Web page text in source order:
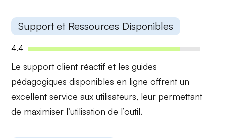
Support et Ressources Disponibles
4.4
Lesupport client réactif et lesguides
pédagogiques disponibles en ligne offrent un
excellent service aux utilisateurs, leur permettant
de maximiser l’utilisation de l’outil.